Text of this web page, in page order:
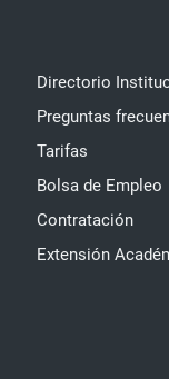
Directorio
Preguntas
Tarifas
Bolsa de Empleo
Contratación
Extensión